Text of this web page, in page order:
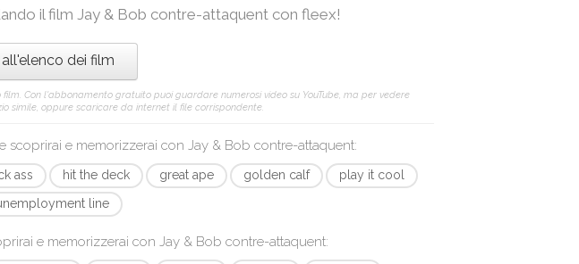
il filmJay & Bob contre-attaquent confleex!
dei film
Con l'abbonamento gratuito puoi guardare numerosi video su YouTube, ma per vedere
simile, oppure scaricare da internet il file corrispondente.
scoprirai e memorizzerai conJay & Bob contre-attaquent:
ass hit the deck great ape golden calf
play it cool
line
e memorizzerai conJay & Bob contre-attaquent: